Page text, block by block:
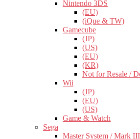
Nintendo 3DS
(EU)
(iQue & TW)
Gamecube
(JP)
(US)
(EU)
(KR)
Not for Resale /
Wii
(JP)
(EU)
(US)
Game & Watch
Sega
Master System / Mark III